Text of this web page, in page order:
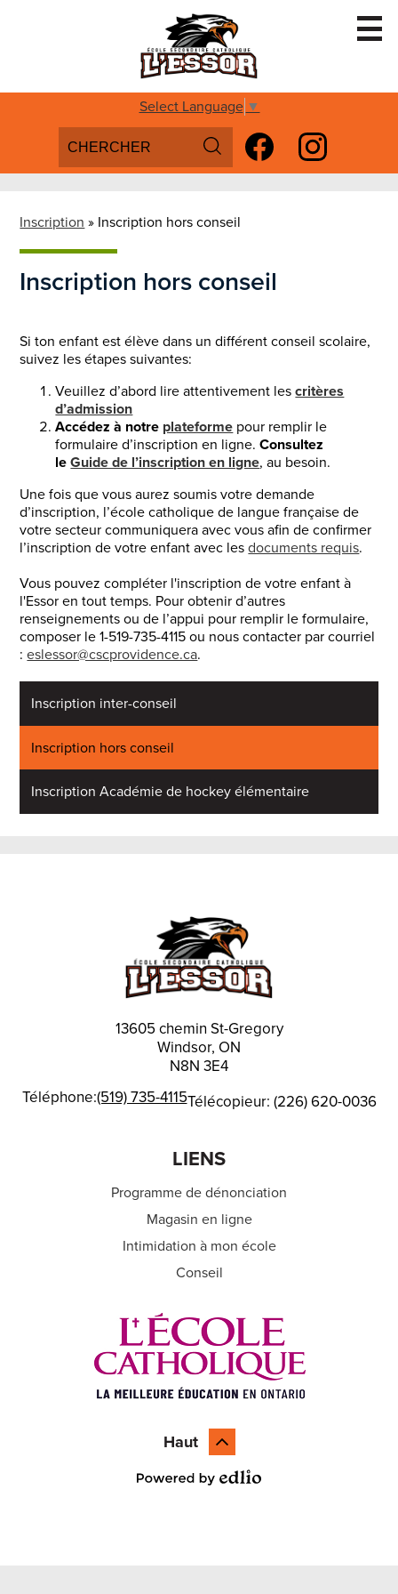
Skip
to
main
content
Conseil d'école
Services aux élèves
Programmes spécialisés
Futurs Aigles
Parascolaire
Nous Joindre
Select Language ▼
Search
Social
Media
Header
FacebookInstagram
Inscription » Inscription hors conseil
Inscription hors conseil
Si ton enfant est élève dans un différent conseil scolaire,
suivez les étapes suivantes:
Veuillez d’abord lire attentivement lescritères
d’admission
Accédez à notre plateforme pour remplir le
formulaire d’inscription en ligne.Consultez
leGuide de l’inscription en ligne, au besoin.
Une fois que vous aurez soumis votre demande
d’inscription, l’école catholique de langue française de
votre secteur communiquera avec vous afin de confirmer
l’inscription de votre enfant avec lesdocuments requis.
Vous pouvez compléter l'inscription de votre enfant à
l'Essor en tout temps. Pour obtenir d’autres
renseignements ou de l’appui pour remplir le formulaire,
composer le 1-519-735-4115 ou nous contacter par courriel
:eslessor@cscprovidence.ca.
Inscription inter-conseil
Inscription hors conseil
Inscription Académie de hockey élémentaire
13605 chemin St-Gregory
Windsor, ON
N8N 3E4
Téléphone:(519) 735-4115Télécopieur: (226) 620-0036
LIENS
Programme de dénonciation
Magasin en ligne
Intimidation à mon école
Conseil
Haut